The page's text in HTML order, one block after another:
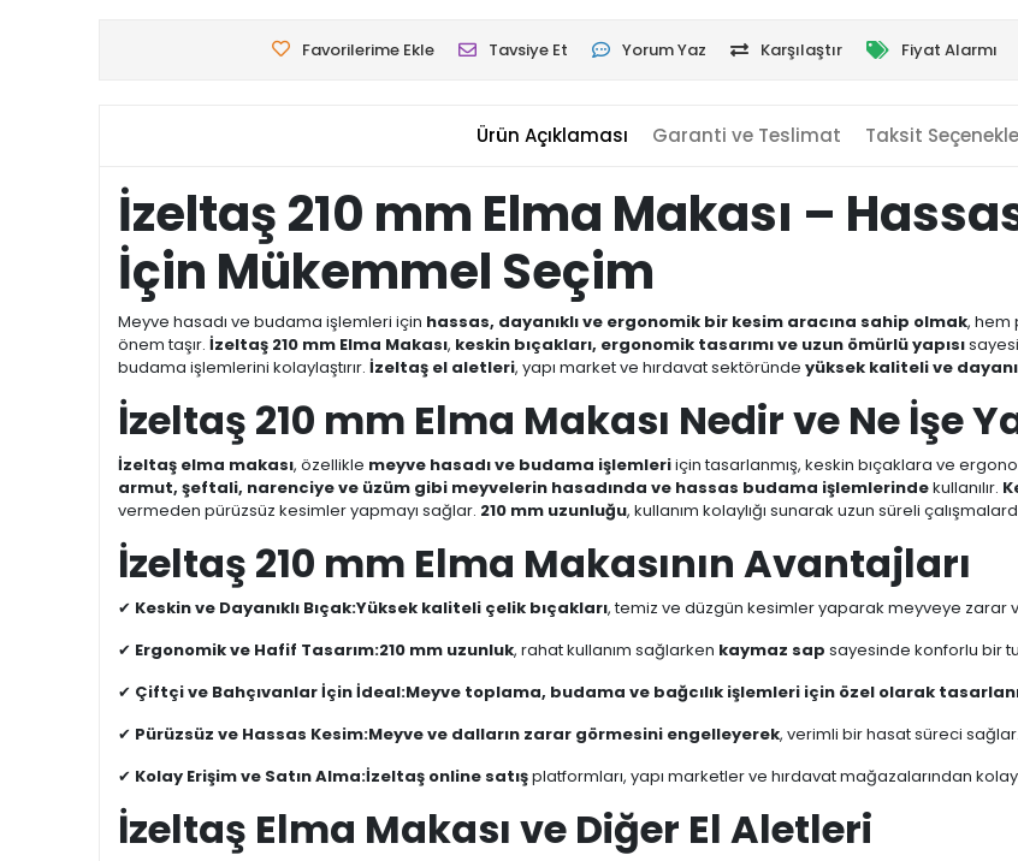
Favorilerime Ekle Tavsiye Et Yorum Yaz Karşılaştır Fiyat Alarmı
Ürün Açıklaması Garanti ve Teslimat Taksit
İzeltaş 210 mm Elma Makası –
İçin Mükemmel Seçim
Meyve hasadı ve budama işlemleri için hassas, dayanıklı ve ergonomik bir kesim aracına sahip olmak, hem
önem taşır. İzeltaş 210 mm Elma Makası, keskin bıçakları, ergonomik tasarımı ve uzun ömürlü yapısı
budama işlemlerini kolaylaştırır. İzeltaş el aletleri, yapı market ve hırdavat sektöründe yüksek kaliteli ve
İzeltaş 210 mm Elma Makası Nedir ve Ne İşe
İzeltaş elma makası, özellikle meyve hasadı ve budama işlemleriiçin tasarlanmış, keskin bıçaklara ve
armut, şeftali, narenciye ve üzüm gibi meyvelerin hasadında ve hassas budama işlemlerindekullanılır.
vermeden pürüzsüz kesimler yapmayı sağlar. 210 mm uzunluğu, kullanım kolaylığı sunarak uzun süreli
İzeltaş 210 mm Elma Makasının Avantajları
✔ Keskin ve Dayanıklı Bıçak:Yüksek kaliteli çelik bıçakları, temiz ve düzgün kesimler yaparak meyveye
✔ Ergonomik ve Hafif Tasarım:210 mm uzunluk, rahat kullanım sağlarken kaymaz sap sayesinde konforlu bir
✔ Çiftçi ve Bahçıvanlar İçin İdeal:Meyve toplama, budama ve bağcılık işlemleri için özel olarak
✔ Pürüzsüz ve Hassas Kesim:Meyve ve dalların zarar görmesini engelleyerek, verimli bir hasat süreci sağlar.
✔ Kolay Erişim ve Satın Alma:İzeltaş online satışplatformları, yapı marketler ve hırdavat mağazalarından
İzeltaş Elma Makası ve Diğer El Aletleri